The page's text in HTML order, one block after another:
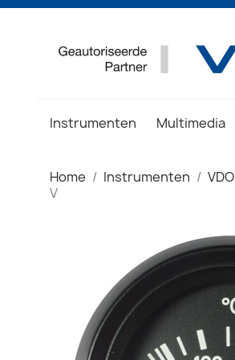
Instrumenten Multimedia
Home Instrumenten
V